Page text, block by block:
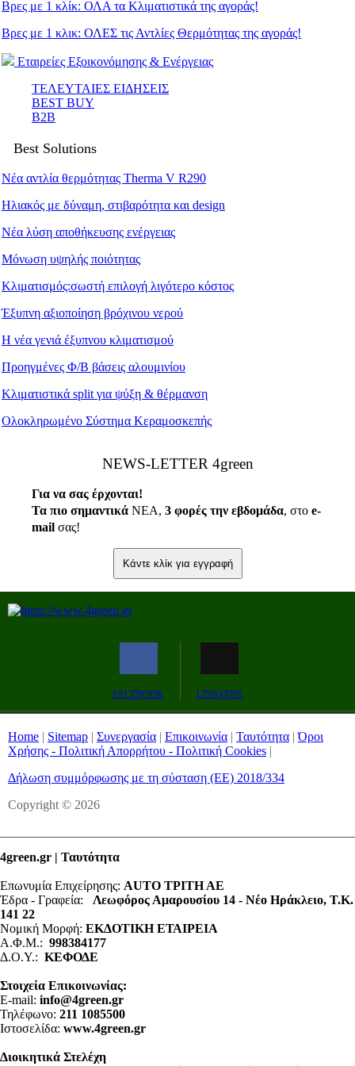
Βρες με 1 κλίκ: ΟΛΑ τα Κλιματιστικά της αγοράς!
Βρες με 1 κλικ: ΟΛΕΣ τις Αντλίες Θερμότητας της αγοράς!
Εταιρείες Εξοικονόμησης & Ενέργειας
ΤΕΛΕΥΤΑΙΕΣ ΕΙΔΗΣΕΙΣ
BEST BUY
B2B
Best Solutions
Νέα αντλία θερμότητας Therma V R290
Ηλιακός με δύναμη, στιβαρότητα και design
Νέα λύση αποθήκευσης ενέργειας
Μόνωση υψηλής ποιότητας
Κλιματισμός:σωστή επιλογή λιγότερο κόστος
Έξυπνη αξιοποίηση βρόχινου νερού
Η νέα γενιά έξυπνου κλιματισμού
Προηγμένες Φ/Β βάσεις αλουμινίου
Κλιματιστικά split για ψύξη & θέρμανση
Ολοκληρωμένο Σύστημα Κεραμοσκεπής
ΝEWS-LETTER 4green
Για να σας έρχονται!
Τα πιο σημαντικά ΝΕΑ, 3 φορές την εβδομάδα, στο e-
mail σας!
Κάντε κλίκ για εγγραφή
FACEBOOK LINKEDIN
Home | Sitemap | Συνεργασία | Επικοινωνία | Ταυτότητα |Όροι
Χρήσης - Πολιτική Απορρήτου - Πολιτική Cookies |
Δήλωση συμμόρφωσης με τη σύσταση (ΕΕ) 2018/334
Copyright © 2026
4green.gr | Ταυτότητα
Επωνυμία Επιχείρησης: AUTO ΤΡΙΤΗ ΑΕ
Έδρα - Γραφεία: Λεωφόρος Αμαρουσίου 14 - Νέο Ηράκλειο, Τ.Κ.
141 22
Νομική Μορφή: ΕΚΔΟΤΙΚΗ ΕΤΑΙΡΕΙΑ
Α.Φ.Μ.: 998384177
Δ.Ο.Υ.: ΚΕΦΟΔΕ
Στοιχεία Επικοινωνίας:
E-mail: info@4green.gr
Τηλέφωνο: 211 1085500
Ιστοσελίδα: www.4green.gr
Διοικητικά Στελέχη